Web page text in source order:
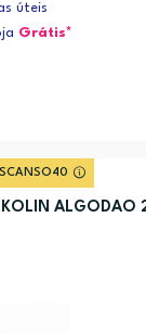
úteis
Grátis*
ALGODAO